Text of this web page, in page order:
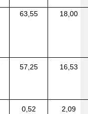
63,55 18,00
57,25 16,53
0,52 2,09